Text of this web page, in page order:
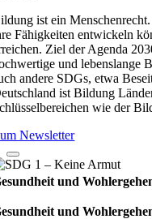
ist ein
Fähigkeiten entwickeln
Ziel der Agenda
und lebenslange
andere SDGs, etwa
ist Bildung
wie der
Newsletter
und
und